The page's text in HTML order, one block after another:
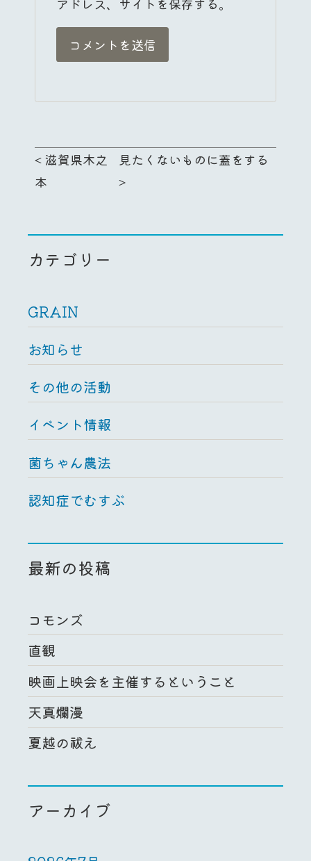
アドレス、サイトを保存する。
<滋賀県木之
本
見たくないものに蓋をする
>
カテゴリー
GRAIN
お知らせ
その他の活動
イベント情報
菌ちゃん農法
認知症でむすぶ
最新の投稿
コモンズ
直観
映画上映会を主催するということ
天真爛漫
夏越の祓え
アーカイブ